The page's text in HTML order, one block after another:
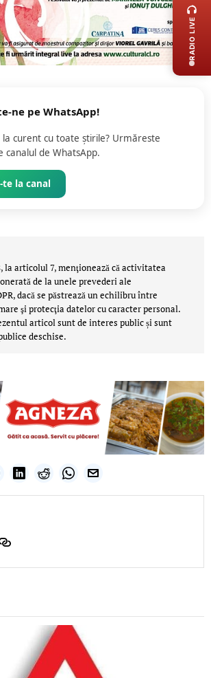
ne pe WhatsApp!
curent cu toate știrile? Urmăreste
canalul de WhatsApp.
te la canal
la articolul 7, menţionează că activitatea
de la unele prevederi ale
dacă se păstrează un echilibru între
şi protecţia datelor cu caracter personal.
articol sunt de interes public și sunt
deschise.
RADIO LIVE